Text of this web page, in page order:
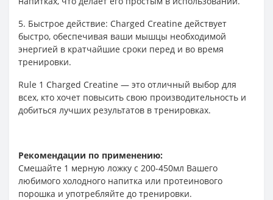
5. Быстрое действие: Charged Creatine действует
быстро, обеспечивая ваши мышцы необходимой
энергией в кратчайшие сроки перед и во время
тренировки.
Rule 1 Charged Creatine — это отличный выбор для
всех, кто хочет повысить свою производительность и
добиться лучших результатов в тренировках.
Рекомендации по применению:
Смешайте 1 мерную ложку с 200-450мл Вашего
любимого холодного напитка или протеинового
порошка и употребляйте до тренировки.